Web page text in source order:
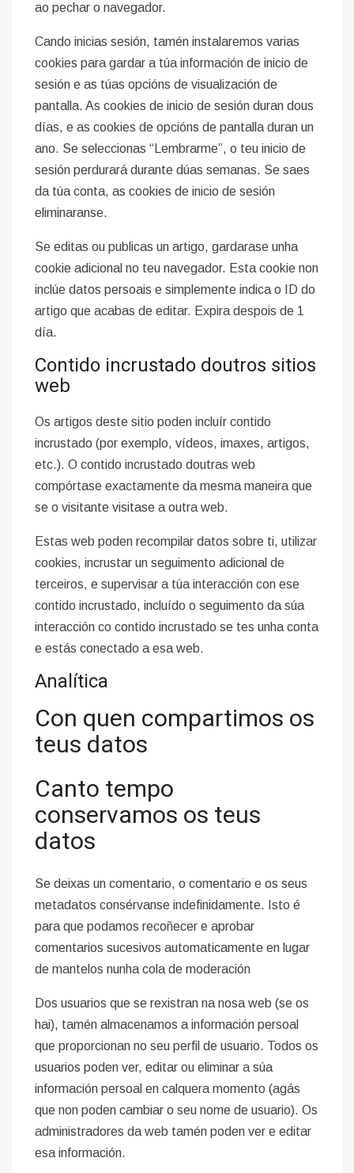
ao pechar o navegador.
Cando inicias sesión, tamén instalaremos varias
cookies para gardar a túa información de inicio de
sesión e as túas opcións de visualización de
pantalla. As cookies de inicio de sesión duran dous
días, e as cookies de opcións de pantalla duran un
ano. Se seleccionas “Lembrarme”, o teu inicio de
sesión perdurará durante dúas semanas. Se saes
da túa conta, as cookies de inicio de sesión
eliminaranse.
Se editas ou publicas un artigo, gardarase unha
cookie adicional no teu navegador. Esta cookie non
inclúe datos persoais e simplemente indica o ID do
artigo que acabas de editar. Expira despois de 1
día.
Contido incrustado doutros sitios
web
Os artigos deste sitio poden incluír contido
incrustado (por exemplo, vídeos, imaxes, artigos,
etc.). O contido incrustado doutras web
compórtase exactamente da mesma maneira que
se o visitante visitase a outra web.
Estas web poden recompilar datos sobre ti, utilizar
cookies, incrustar un seguimento adicional de
terceiros, e supervisar a túa interacción con ese
contido incrustado, incluído o seguimento da súa
interacción co contido incrustado se tes unha conta
e estás conectado a esa web.
Analítica
Con quen compartimos os
teus datos
Canto tempo
conservamos os teus
datos
Se deixas un comentario, o comentario e os seus
metadatos consérvanse indefinidamente. Isto é
para que podamos recoñecer e aprobar
comentarios sucesivos automaticamente en lugar
de mantelos nunha cola de moderación
Dos usuarios que se rexistran na nosa web (se os
hai), tamén almacenamos a información persoal
que proporcionan no seu perfil de usuario. Todos os
usuarios poden ver, editar ou eliminar a súa
información persoal en calquera momento (agás
que non poden cambiar o seu nome de usuario). Os
administradores da web tamén poden ver e editar
esa información.